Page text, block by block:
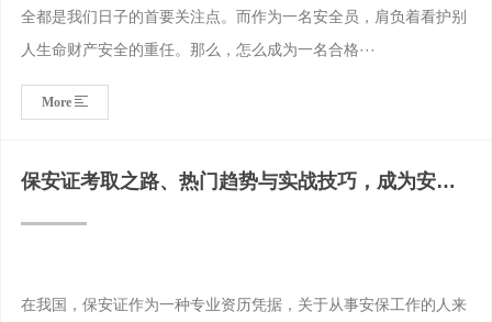
全都是我们日子的首要关注点。而作为一名安全员，肩负着看护别
人生命财产安全的重任。那么，怎么成为一名合格···
More
保安证考取之路、热门趋势与实战技巧，成为安保
精英！
在我国，保安证作为一种专业资历凭据，关于从事安保工作的人来